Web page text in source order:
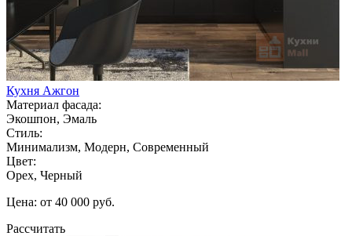
Кухня Ажгон
Материал фасада:
Экошпон, Эмаль
Стиль:
Минимализм, Модерн, Современный
Цвет:
Орех, Черный
Цена: от 40 000 руб.
Рассчитать